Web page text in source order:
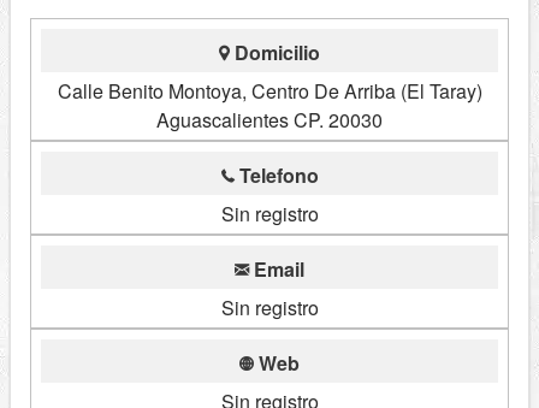
Domicilio
Calle Benito Montoya, Centro De Arriba (El Taray)
Aguascalientes CP. 20030
Telefono
Sin registro
Email
Sin registro
Web
Sin registro